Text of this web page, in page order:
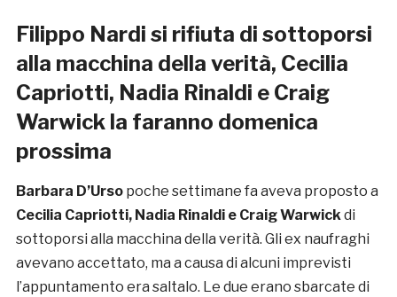
Filippo Nardi si rifiuta di sottoporsi
alla macchina della verità, Cecilia
Capriotti, Nadia Rinaldi e Craig
Warwick la faranno domenica
prossima
Barbara D’Ursopoche settimane fa aveva proposto a
Cecilia Capriotti, Nadia Rinaldi e Craig Warwickdi
sottoporsi alla macchina della verità. Gli ex naufraghi
avevano accettato, ma a causa di alcuni imprevisti
l’appuntamento era saltalo. Le due erano sbarcate di